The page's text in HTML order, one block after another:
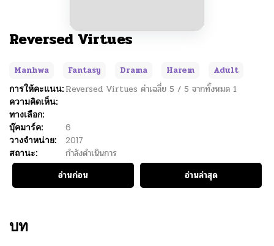
Reversed Virtues
Manhwa Fantasy Drama Harem
Adult
การให้คะแนน: Reversed Virtues ค่าเฉลี่ย 5 / 5 จากทั้งหมด 1
ความคิดเห็น:
ทางเลือก:
บุ๊คมาร์ค:
6
วางจำหน่าย:
2017
สถานะ:
กำลังดำเนินการ
อ่านก่อน
อ่านล่าสุด
บท